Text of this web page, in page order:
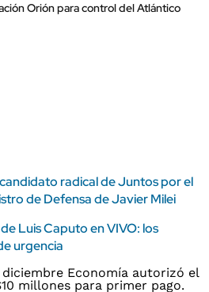
Orión para control del Atlántico
radical de Juntos por el
de Defensa de Javier Milei
Luis Caputo en VIVO: los
urgencia